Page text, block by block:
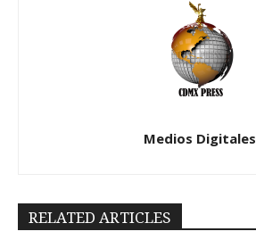
Medios Digitales
RELATED ARTICLES